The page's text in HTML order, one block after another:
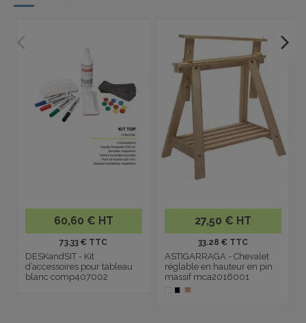
60,60 € HT
73.33 € TTC
DESKandSIT - Kit
d’accessoires pour tableau
blanc comp407002
27,50 € HT
33.28 € TTC
ASTIGARRAGA - Chevalet
réglable en hauteur en pin
massif mca2016001